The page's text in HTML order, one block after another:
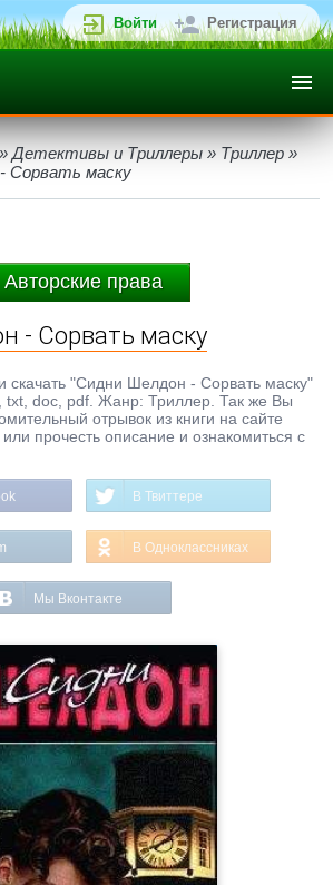
Войти Регистрация
» Детективы и Триллеры » Триллер »
Сорвать маску
Авторские права
- Сорвать маску
скачать "Сидни Шелдон - Сорвать маску"
txt, doc, pdf. Жанр: Триллер. Так же Вы
отрывок из книги на сайте
прочесть описание и ознакомиться с
В Твиттере
В Одноклассниках
Мы Вконтакте